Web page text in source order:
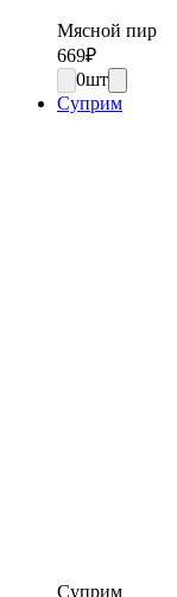
Мясной пир
669₽
0шт
Суприм
Суприм